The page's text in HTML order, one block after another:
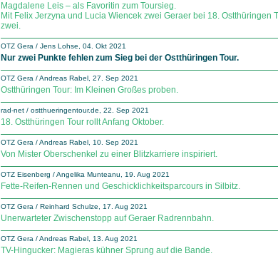
Magdalene Leis – als Favoritin zum Toursieg.
Mit Felix Jerzyna und Lucia Wiencek zwei Geraer bei 18. Ostthüringen
zwei.
OTZ Gera / Jens Lohse, 04. Okt 2021
Nur zwei Punkte fehlen zum Sieg bei der Ostthüringen Tour.
OTZ Gera / Andreas Rabel, 27. Sep 2021
Ostthüringen Tour: Im Kleinen Großes proben.
rad-net / ostthueringentour.de, 22. Sep 2021
18. Ostthüringen Tour rollt Anfang Oktober.
OTZ Gera / Andreas Rabel, 10. Sep 2021
Von Mister Oberschenkel zu einer Blitzkarriere inspiriert.
OTZ Eisenberg / Angelika Munteanu, 19. Aug 2021
Fette-Reifen-Rennen und Geschicklichkeitsparcours in Silbitz.
OTZ Gera / Reinhard Schulze, 17. Aug 2021
Unerwarteter Zwischenstopp auf Geraer Radrennbahn.
OTZ Gera / Andreas Rabel, 13. Aug 2021
TV-Hingucker: Magieras kühner Sprung auf die Bande.